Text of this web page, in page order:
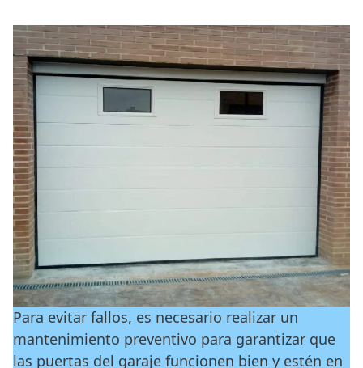
Para evitar fallos, es necesario realizar un
mantenimiento preventivo para garantizar que
las puertas del garaje funcionen bien y estén en